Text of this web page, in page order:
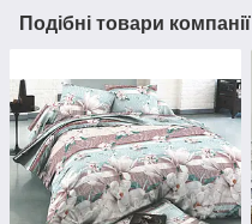
Подібні товари компанії